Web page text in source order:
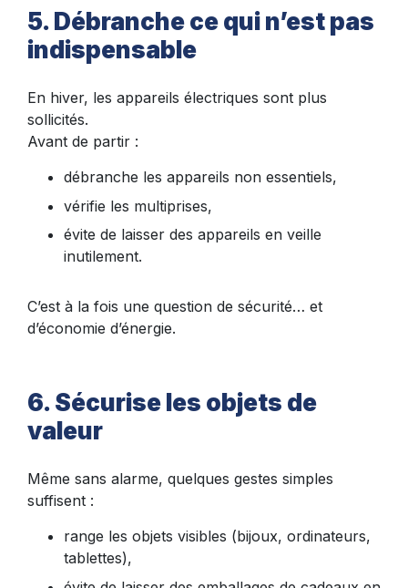
5. Débranche ce qui n’est pas
indispensable
En hiver, les appareils électriques sont plus
sollicités.
Avant de partir :
débranche les appareils non essentiels,
vérifie les multiprises,
évite de laisser des appareils en veille
inutilement.
C’est à la fois une question de sécurité… et
d’économie d’énergie.
6. Sécurise les objets de
valeur
Même sans alarme, quelques gestes simples
suffisent :
range les objets visibles (bijoux, ordinateurs,
tablettes),